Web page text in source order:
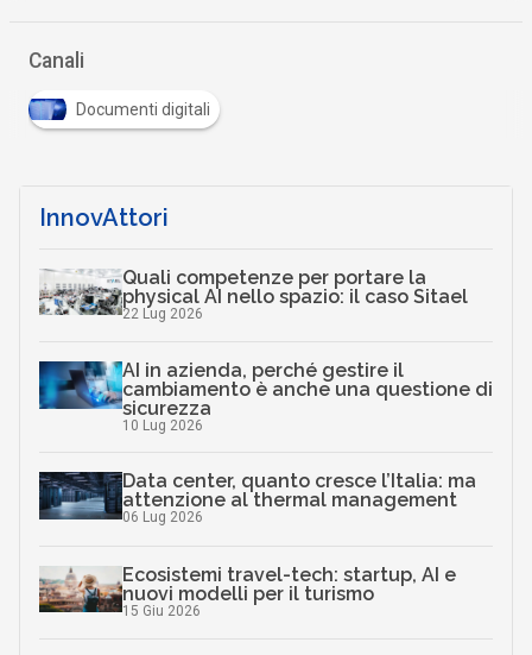
Canali
Documenti digitali
InnovAttori
Quali competenze per portare la
physical AI nello spazio: il caso Sitael
22 Lug 2026
AI in azienda, perché gestire il
cambiamento è anche una questione di
sicurezza
10 Lug 2026
Data center, quanto cresce l’Italia: ma
attenzione al thermal management
06 Lug 2026
Ecosistemi travel-tech: startup, AI e
nuovi modelli per il turismo
15 Giu 2026